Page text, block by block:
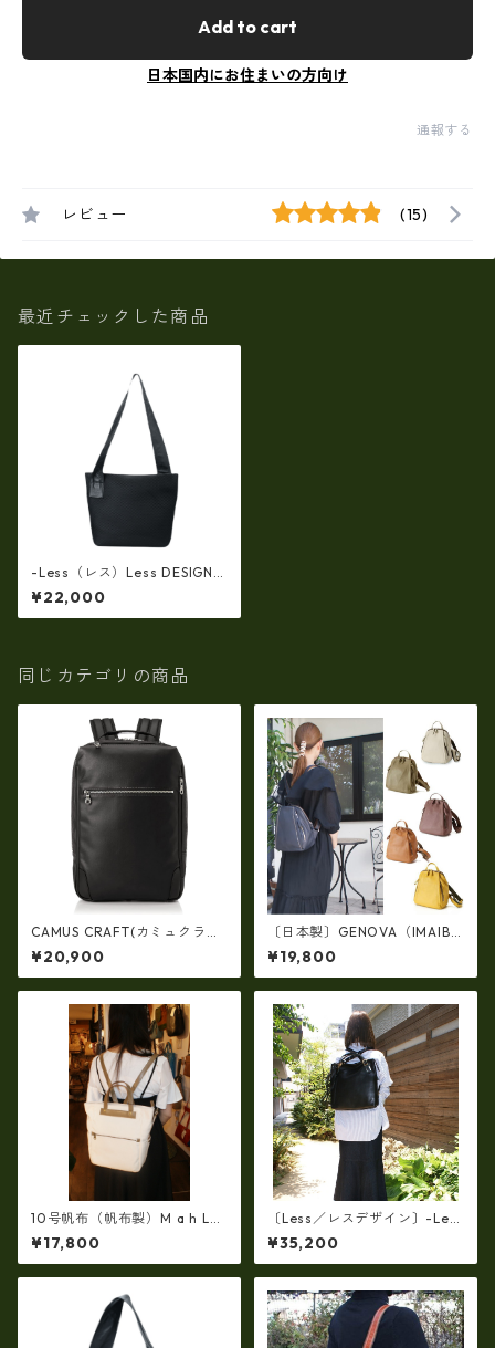
Add to cart
日本国内にお住まいの方向け
通報する
レビュー (15)
最近チェックした商品
-Less（レス）Less DESIGN
(レスデザイン)ダブルラッセル
ダイヤメッシュx牛革 Mサイ
ズ・ショルダートートバッ
¥22,000
同じカテゴリの商品
CAMUS CRAFT(カミュクラフ
ト) ビジネスバッグ リュック
サック 日本製 撥水 軽量 ユニ
セックス cc-2702
¥20,900
〔日本製〕GENOVA（IMAIBA
G）牛革製・シュリンクヌメ
Ｗジッパー・コンパクトリュ
ック ir-2858
¥19,800
10号帆布（帆布製）M a h L
革コンビ・リュック 7M2-11
44
¥17,800
〔Less／レスデザイン〕-Les
s タンニンをたっぷり浸透させ
た厚口のホースレザー馬革ト
ートリュック3way LMSB-00
¥35,200